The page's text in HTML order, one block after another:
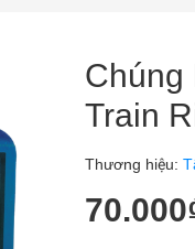
Chúng
Train
Thương hiệu: